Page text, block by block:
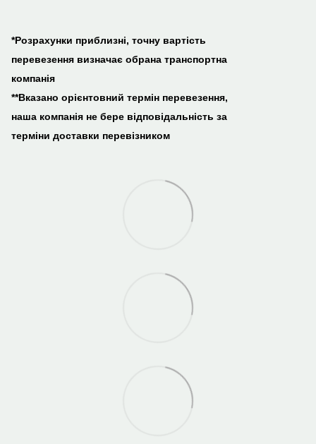
*Розрахунки приблизні, точну вартість
перевезення визначає обрана транспортна
компанія
**Вказано орієнтовний термін перевезення,
наша компанія не бере відповідальність за
терміни доставки перевізником